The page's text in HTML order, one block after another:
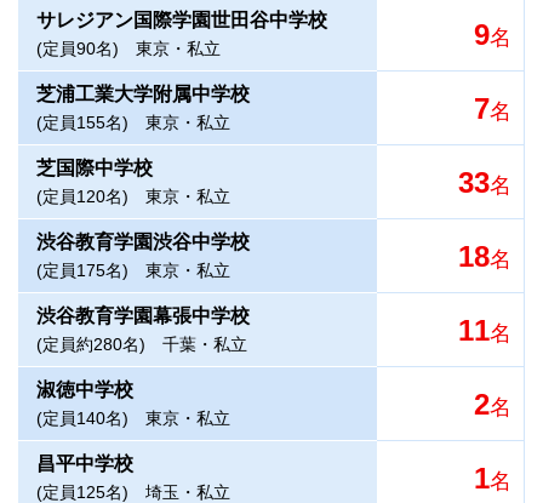
サレジアン国際学園世田谷中学校
(定員90名) 東京・私立 9名
芝浦工業大学附属中学校
(定員155名) 東京・私立 7名
芝国際中学校
(定員120名) 東京・私立 33名
渋谷教育学園渋谷中学校
(定員175名) 東京・私立 18名
渋谷教育学園幕張中学校
(定員約280名) 千葉・私立 11名
淑徳中学校
(定員140名) 東京・私立 2名
昌平中学校
(定員125名) 埼玉・私立 1名